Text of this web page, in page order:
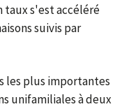
taux s'est accéléré
suivis par
les plus importantes
unifamiliales à deux